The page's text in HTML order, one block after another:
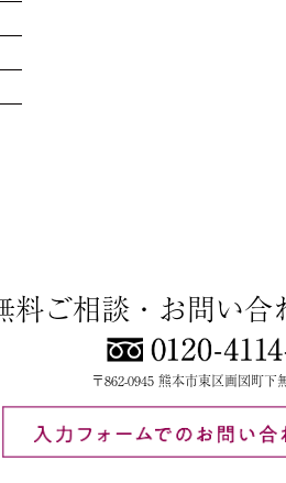
料ご相談・お問い合
〒862-0945 熊本市東区画図町下